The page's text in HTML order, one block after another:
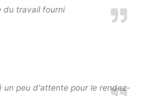
du travail fourni
un peu d'attente pour le rendez-